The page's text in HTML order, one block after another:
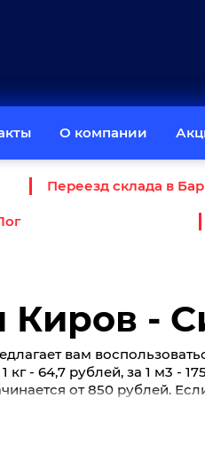
О компании
Переезд склада в
Киров -
вам
- 64,7 рублей, за 1 м3 -
от 850 рублей.